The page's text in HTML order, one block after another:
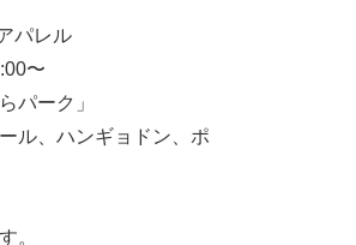
パレル
〜
パーク」
ル、ハンギョドン、ポ
。